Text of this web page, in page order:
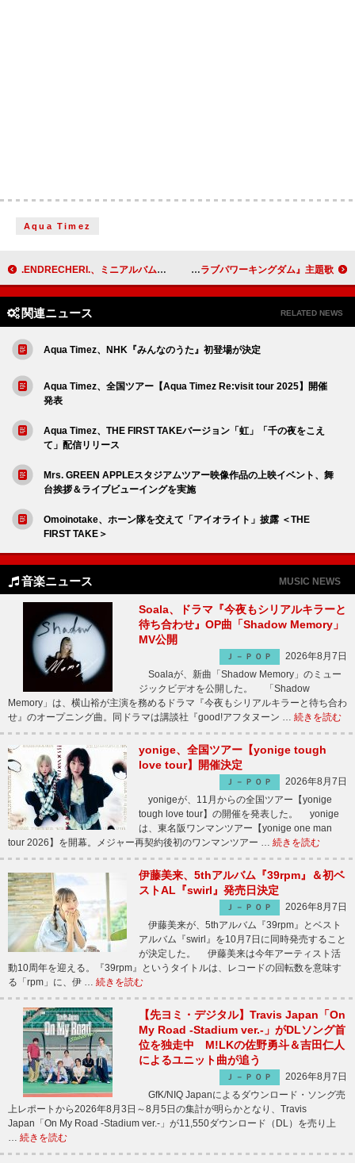
Aqua Timez
.ENDRECHERI.、ミニアルバム『END RE』リリース日に生配信 ALI×eillがコラボ、“モテの頂点”を争うABEMAの恋リア『ラブパワーキングダム』主題歌
関連ニュース RELATED NEWS
Aqua Timez、NHK『みんなのうた』初登場が決定
Aqua Timez、全国ツアー【Aqua Timez Re:visit tour 2025】開催
発表
Aqua Timez、THE FIRST TAKEバージョン「虹」「千の夜をこえ
て」配信リリース
Mrs. GREEN APPLEスタジアムツアー映像作品の上映イベント、舞
台挨拶＆ライブビューイングを実施
Omoinotake、ホーン隊を交えて「アイオライト」披露 ＜THE
FIRST TAKE＞
音楽ニュース MUSIC NEWS
Soala、ドラマ『今夜もシリアルキラーと
待ち合わせ』OP曲「Shadow Memory」
MV公開
Ｊ－ＰＯＰ
2026年8月7日
Soalaが、新曲「Shadow Memory」のミュー
ジックビデオを公開した。 「Shadow
Memory」は、横山裕が主演を務めるドラマ『今夜もシリアルキラーと待ち合わ
せ』のオープニング曲。同ドラマは講談社『good!アフタヌーン … 続きを読む
yonige、全国ツアー【yonige tough
love tour】開催決定
Ｊ－ＰＯＰ
2026年8月7日
yonigeが、11月からの全国ツアー【yonige
tough love tour】の開催を発表した。 yonige
は、東名阪ワンマンツアー【yonige one man
tour 2026】を開幕。メジャー再契約後初のワンマンツアー … 続きを読む
伊藤美来、5thアルバム『39rpm』＆初ベ
ストAL『swirl』発売日決定
Ｊ－ＰＯＰ
2026年8月7日
伊藤美来が、5thアルバム『39rpm』とベスト
アルバム『swirl』を10月7日に同時発売すること
が決定した。 伊藤美来は今年アーティスト活
動10周年を迎える。『39rpm』というタイトルは、レコードの回転数を意味す
る「rpm」に、伊 … 続きを読む
【先ヨミ・デジタル】Travis Japan「On
My Road -Stadium ver.-」がDLソング首
位を独走中 M!LKの佐野勇斗＆吉田仁人
によるユニット曲が追う
Ｊ－ＰＯＰ
2026年8月7日
GfK/NIQ Japanによるダウンロード・ソング売
上レポートから2026年8月3日～8月5日の集計が明らかとなり、Travis
Japan「On My Road -Stadium ver.-」が11,550ダウンロード（DL）を売り上
… 続きを読む